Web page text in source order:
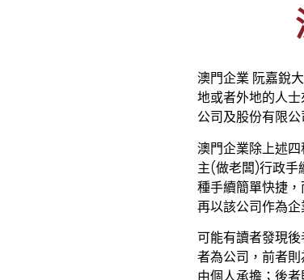
澳門企業 阮嘉銳
地或者外地的人
公司及股份有限公
澳門企業除上述
主(做老闆)行政手
種手續簡單快捷
再以該公司作為
可能有讀者發現
者為公司，前者